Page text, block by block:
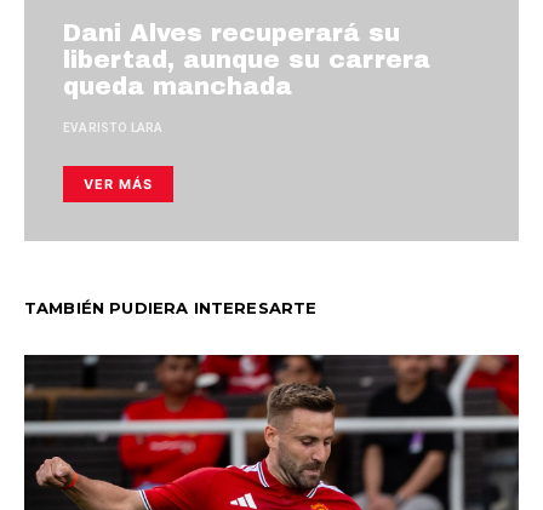
Dani Alves recuperará su
libertad, aunque su carrera
queda manchada
EVARISTO LARA
VER MÁS
TAMBIÉN PUDIERA INTERESARTE